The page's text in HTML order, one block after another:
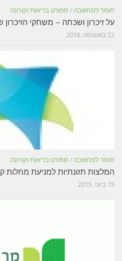
חומר למחשבה / ספורט בריאות וקורונה
על זיכרון ושכחה – משחקי הזיכרון
22 באוגוסט, 2016
חומר למחשבה / ספורט בריאות וקורונה
המלצות תזונתיות למניעת מחלות
15 ביוני, 2015